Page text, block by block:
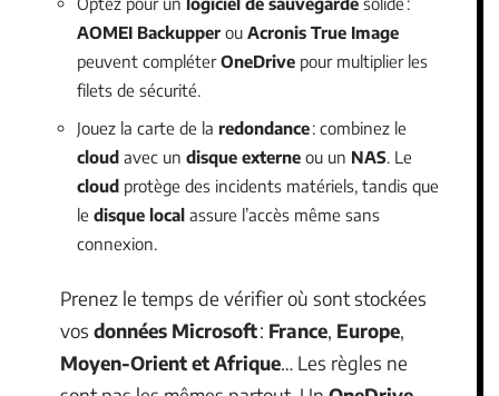
AOMEI Backupper ou Acronis True Image
peuvent compléterOneDrive pour multiplier les
filets de sécurité.
Jouez la carte de la redondance: combinez le
cloud avec un disque externe ou un NAS. Le
cloud protège des incidents matériels, tandis que
le disque local assure l’accès même sans
connexion.
Prenez le temps de vérifier où sont stockées
vos données Microsoft: France, Europe,
Moyen-Orient et Afrique… Les règles ne